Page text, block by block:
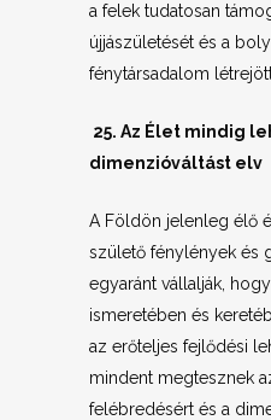
a felek tudatosan
újjászületését és a
fénytársadalom
25. Az Élet mindig
dimenzióváltást elv
A Földön jelenleg élő
születő fénylények és
egyaránt vállalják,
ismeretében és
az erőteljes fejlődési
mindent megtesznek
felébredésért és a